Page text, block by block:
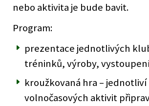
nebo aktivita je bude bavit.
Program:
prezentace jednotlivých
tréninků, výroby,
kroužkovaná hra –
volnočasových aktivit